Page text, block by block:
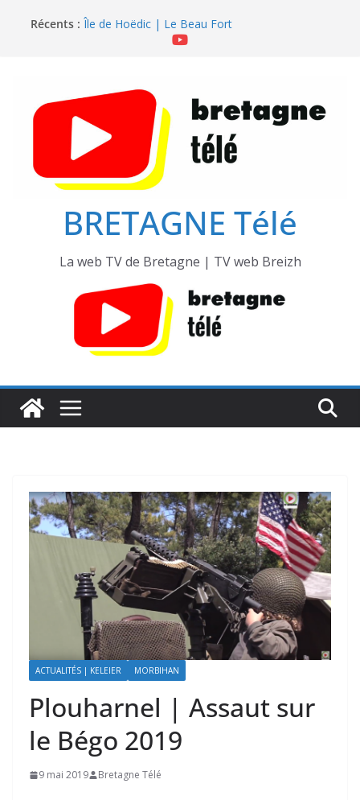
Récents : Île de Hoëdic | Dimanche le Jour du Zodiac
Île de Hoëdic | Le Beau Fort
Île de Hoëdic | Le Paradis Secret sans Voiture
BRETAGNE Télé
La web TV de Bretagne | TV web Breizh
ACTUALITÉS | KELEIER MORBIHAN
Plouharnel | Assaut sur
le Bégo 2019
9 mai 2019 Bretagne Télé